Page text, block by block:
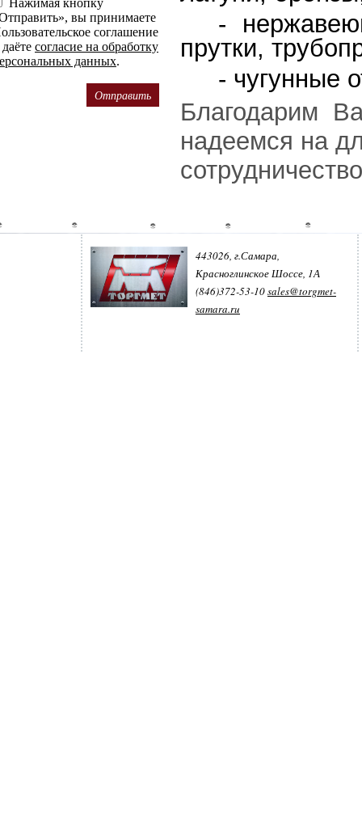
-
прутки,
- чугунные
Благодарим
надеемся на
Нажимая кнопку
вы принимаете
соглашение
согласие на обработку
данных.
443026, г.Самара,
Красноглинское Шоссе, 1А
(846)372-53-10sales@torgmet-
samara.ru